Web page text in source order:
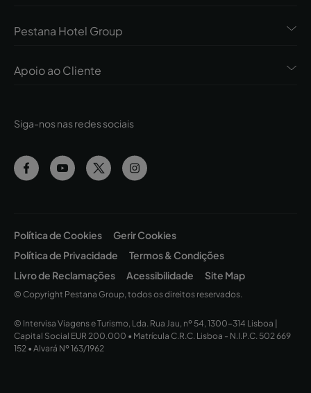
Siga-nos nas redes sociais
Pestana Hotel Group
Apoio ao Cliente
Política de Cookies
Gerir Cookies
Política de Privacidade
Termos & Condições
Livro de Reclamações
Acessibilidade Site Map
© Copyright Pestana Group, todos os direitos reservados.
© Intervisa Viagens e Turismo, Lda. Rua Jau, nº 54, 1300-314 Lisboa |
Capital Social EUR 200.000 • Matrícula C.R.C. Lisboa - N.I.P.C. 502 669
152 • Alvará Nº 163/1962